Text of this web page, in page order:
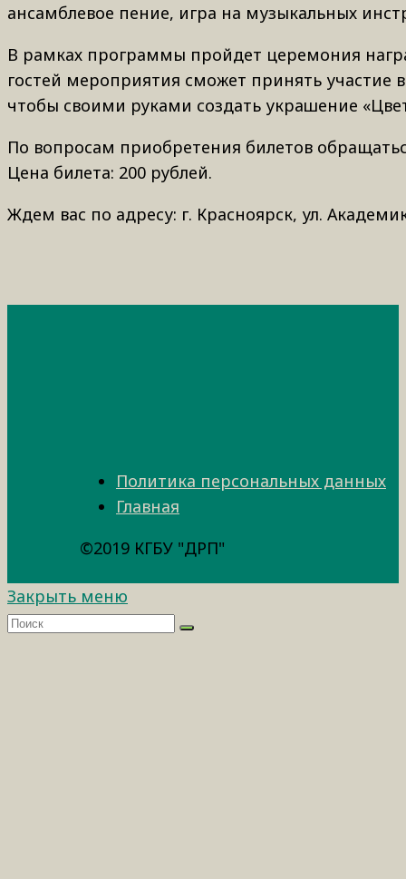
ансамблевое пение, игра на музыкальных
В рамках программы пройдет церемония
гостей мероприятия сможет принять участие
чтобы своими руками создать украшение
По вопросам приобретения билетов
Цена билета: 200 рублей.
Ждем вас по адресу: г. Красноярск, ул.
Политика персональных данных
Главная
©2019 КГБУ "ДРП"
Закрыть меню